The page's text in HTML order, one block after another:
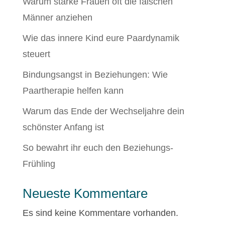
Männer anziehen
Wie das innere Kind eure Paardynamik
steuert
Bindungsangst in Beziehungen: Wie
Paartherapie helfen kann
Warum das Ende der Wechseljahre dein
schönster Anfang ist
So bewahrt ihr euch den Beziehungs-
Frühling
Neueste Kommentare
Es sind keine Kommentare vorhanden.